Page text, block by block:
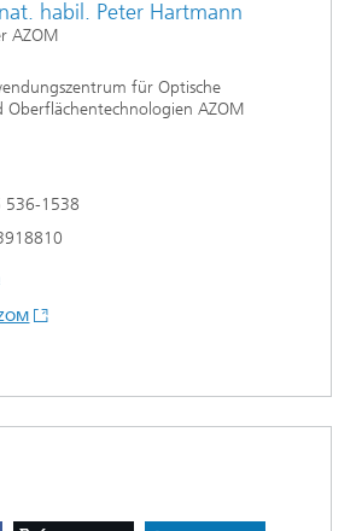
habil. Peter Hartmann
AZOM
für Optische
Oberflächentechnologien AZOM
536-1538